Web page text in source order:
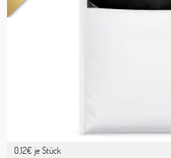
0,12€ je Stück